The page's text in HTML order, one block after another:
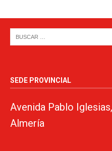
SEDE PROVINCIAL
Avenida Pablo
Almería